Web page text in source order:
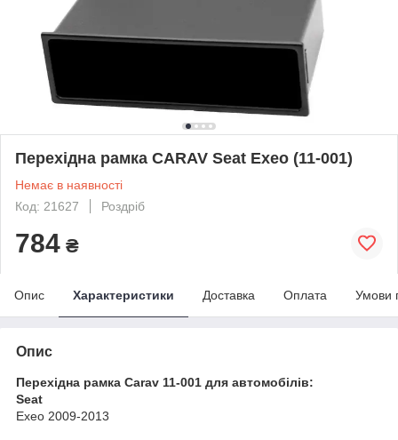
Перехідна рамка CARAV Seat Exeo (11-001)
Немає в наявності
Код: 21627
Роздріб
784 ₴
Опис Характеристики Доставка Оплата Умови
Опис
Перехідна рамка Carav 11-001 для автомобілів:
Seat
Exeo 2009-2013